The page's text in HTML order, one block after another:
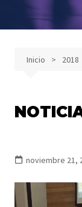
Inicio 2018
noviembre 21,